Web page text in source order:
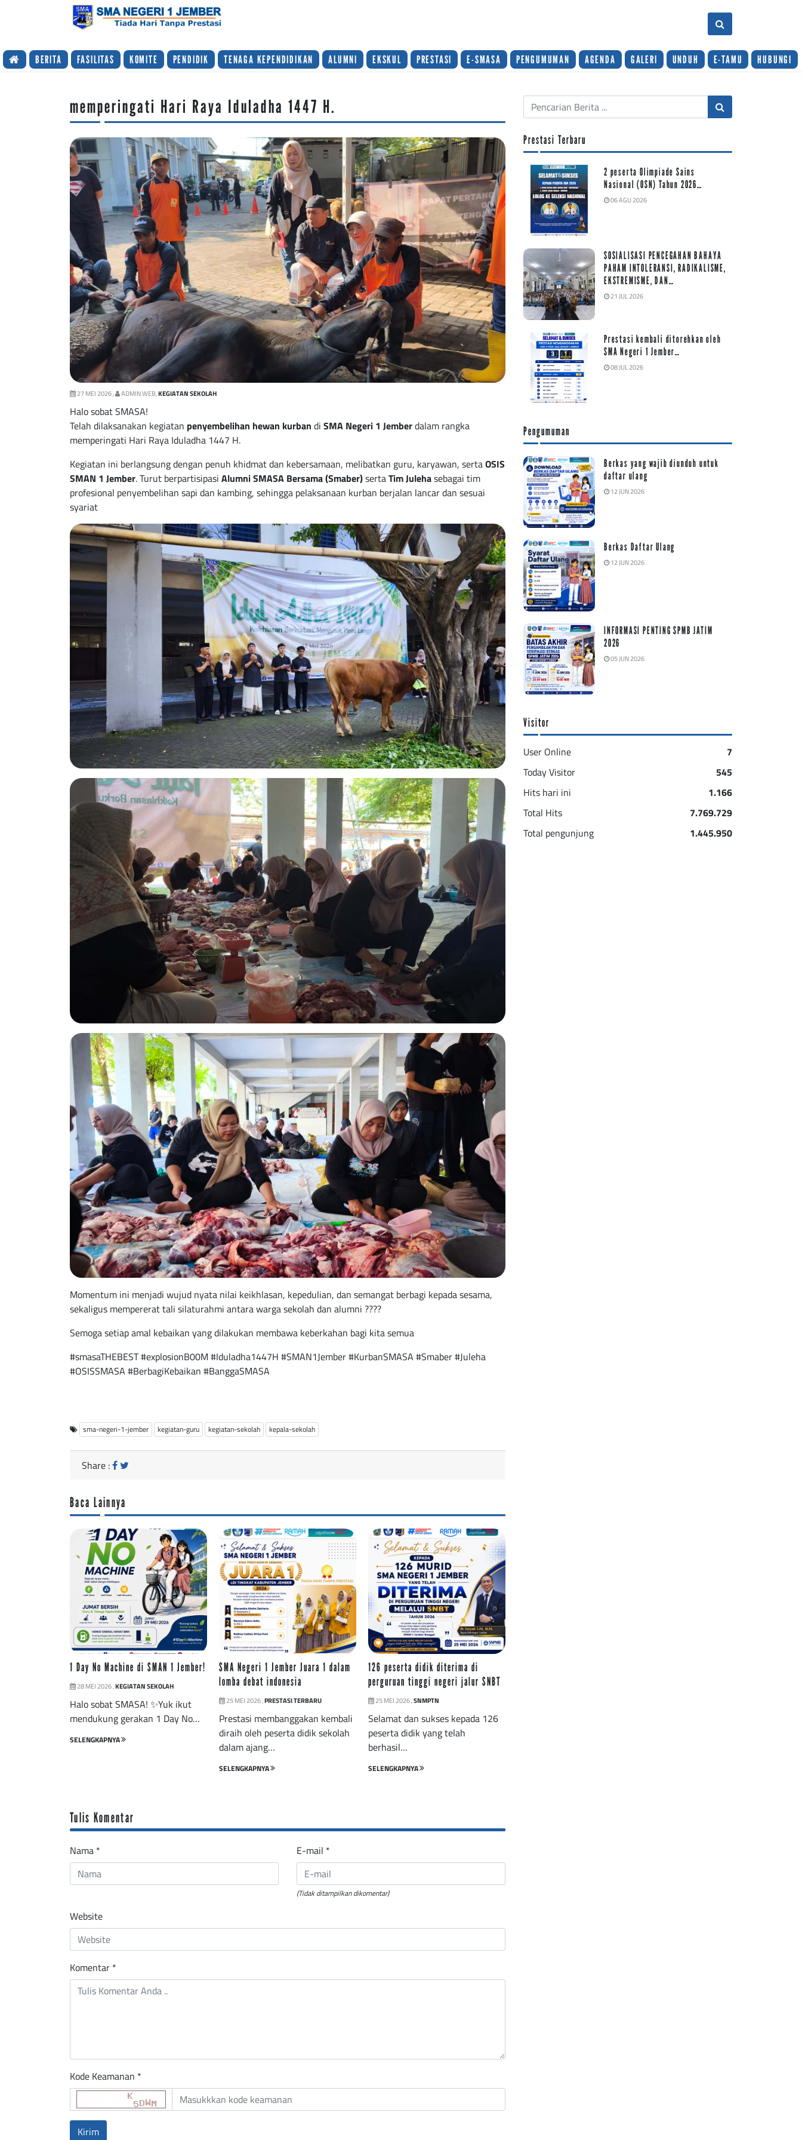
BERITA
FASILITAS KOMITE PENDIDIK TENAGA KEPENDIDIKAN ALUMNI EKSKUL PRESTASI E-SMASA PENGUMUMAN AGENDA GALERI UNDUH E-TAMU HUBUNGI
memperingati Hari Raya Iduladha 1447 H.
27 MEI 2026 , ADMIN WEB,KEGIATAN SEKOLAH
Halo sobat SMASA!
Telah dilaksanakan kegiatan penyembelihan hewan kurban di SMA Negeri 1 Jemberdalam rangka
memperingati Hari Raya Iduladha 1447 H.
Kegiatan ini berlangsung dengan penuh khidmat dan kebersamaan, melibatkan guru, karyawan, sertaOSIS
SMAN 1 Jember. Turut berpartisipasi Alumni SMASA Bersama (Smaber)sertaTim Julehasebagai tim
profesional penyembelihan sapi dan kambing, sehingga pelaksanaan kurban berjalan lancar dan sesuai
syariat
Momentum ini menjadi wujud nyata nilai keikhlasan, kepedulian, dan semangat berbagi kepada sesama,
sekaligus mempererat tali silaturahmi antara warga sekolah dan alumni ????
Semoga setiap amal kebaikan yang dilakukan membawa keberkahan bagi kita semua
#smasaTHEBEST #explosionB00M #Iduladha1447H #SMAN1Jember #KurbanSMASA #Smaber #Juleha
#OSISSMASA #BerbagiKebaikan #BanggaSMASA
sma-negeri-1-jember kegiatan-guru kegiatan-sekolah kepala-sekolah
Share :
Baca Lainnya
1 Day No Machine di SMAN 1 Jember!
28 MEI 2026 ,KEGIATAN SEKOLAH
Halo sobat SMASA! ✨Yuk ikut
mendukung gerakan 1 Day No…
SELENGKAPNYA
SMA Negeri 1 Jember Juara 1 dalam
lomba debat indonesia
25 MEI 2026 ,PRESTASI TERBARU
Prestasi membanggakan kembali
diraih oleh peserta didik sekolah
dalam ajang…
SELENGKAPNYA
126 peserta didik diterima di
perguruan tinggi negeri jalur SNBT
25 MEI 2026 ,SNMPTN
Selamat dan sukses kepada 126
peserta didik yang telah
berhasil…
SELENGKAPNYA
Tulis Komentar
Nama * E-mail *
(Tidak ditampilkan dikomentar)
Website
Komentar *
Kode Keamanan *
Prestasi Terbaru
2 peserta Olimpiade Sains
Nasional (OSN) Tahun 2026…
06 AGU 2026
SOSIALISASI PENCEGAHAN BAHAYA
PAHAM INTOLERANSI, RADIKALISME,
EKSTREMISME, DAN…
21 JUL 2026
Prestasi kembali ditorehkan oleh
SMA Negeri 1 Jember…
08 JUL 2026
Pengumuman
Berkas yang wajib diunduh untuk
daftar ulang
12 JUN 2026
Berkas Daftar Ulang
12 JUN 2026
INFORMASI PENTING SPMB JATIM
2026
05 JUN 2026
Visitor
User Online
7
Today Visitor
545
Hits hari ini
1.166
Total Hits
7.769.729
Total pengunjung
1.445.950